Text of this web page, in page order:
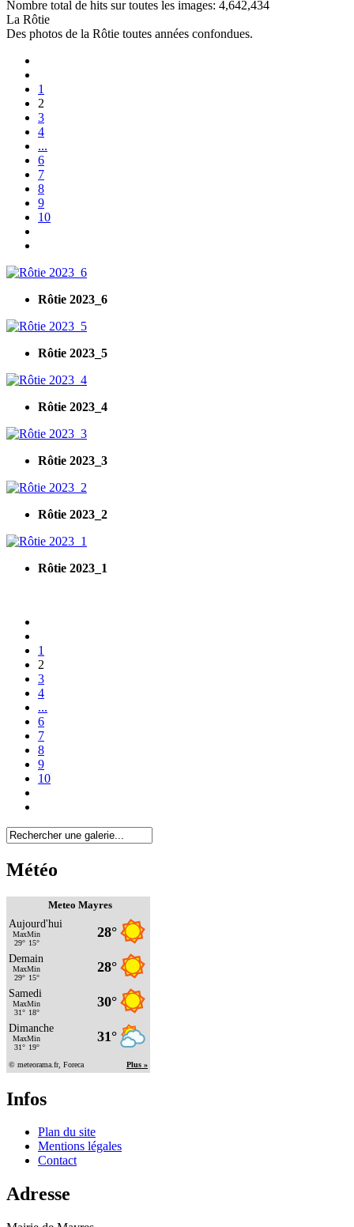
Nombre total de hits sur toutes les images: 4,642,434
La Rôtie
Des photos de la Rôtie toutes années confondues.
1
2
3
4
...
6
7
8
9
10
Rôtie 2023_6
Rôtie 2023_5
Rôtie 2023_4
Rôtie 2023_3
Rôtie 2023_2
Rôtie 2023_1
1
2
3
4
...
6
7
8
9
10
Météo
Meteo Mayres
Infos
Plan du site
Mentions légales
Contact
Adresse